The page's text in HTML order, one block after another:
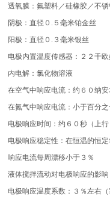
透氧膜：氟塑料／硅橡胶／不
阴极：直径０.５毫米铂金丝
阳极：直径０.３毫米银丝
电极内置温度传感器：２２千
内电解：氯化物溶液
在空气中响应电流：约６０纳
在氮气中响应电流：小于百分
电极响应时间：约６０秒（上行
电极响应稳定性：在恒温的恒定
响应电流每周漂移小于３％
液体搅拌流动对电极响应的影
电极响应温度系数：３％左右（